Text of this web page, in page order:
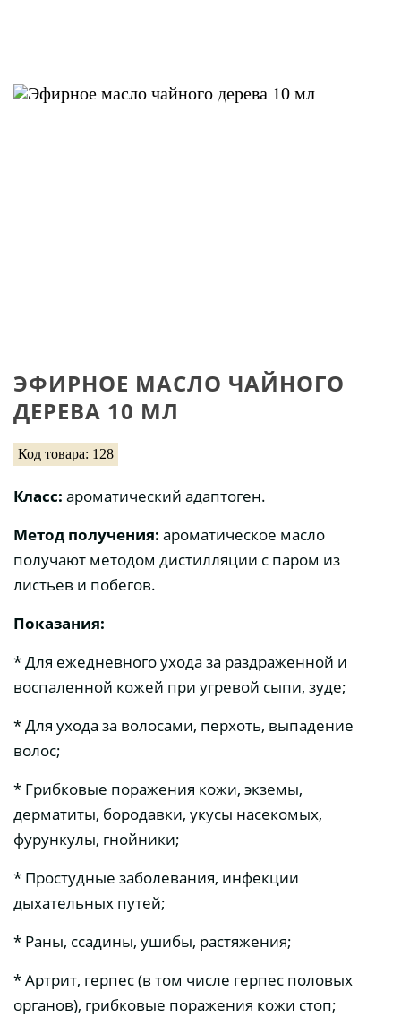
ЭФИРНОЕ МАСЛО ЧАЙНОГО
ДЕРЕВА 10 МЛ
Код товара: 128
Класс: ароматический адаптоген.
Метод получения: ароматическое масло
получают методом дистилляции с паром из
листьев и побегов.
Показания:
* Для ежедневного ухода за раздраженной и
воспаленной кожей при угревой сыпи, зуде;
* Для ухода за волосами, перхоть, выпадение
волос;
* Грибковые поражения кожи, экземы,
дерматиты, бородавки, укусы насекомых,
фурункулы, гнойники;
* Простудные заболевания, инфекции
дыхательных путей;
* Раны, ссадины, ушибы, растяжения;
* Артрит, герпес (в том числе герпес половых
органов), грибковые поражения кожи стоп;